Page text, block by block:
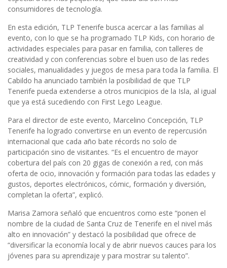
consumidores de tecnología.
En esta edición, TLP Tenerife busca acercar a las familias al
evento, con lo que se ha programado TLP Kids, con horario de
actividades especiales para pasar en familia, con talleres de
creatividad y con conferencias sobre el buen uso de las redes
sociales, manualidades y juegos de mesa para toda la familia. El
Cabildo ha anunciado también la posibilidad de que TLP
Tenerife pueda extenderse a otros municipios de la Isla, al igual
que ya está sucediendo con First Lego League.
Para el director de este evento, Marcelino Concepción, TLP
Tenerife ha logrado convertirse en un evento de repercusión
internacional que cada año bate récords no solo de
participación sino de visitantes. “Es el encuentro de mayor
cobertura del país con 20 gigas de conexión a red, con más
oferta de ocio, innovación y formación para todas las edades y
gustos, deportes electrónicos, cómic, formación y diversión,
completan la oferta”, explicó.
Marisa Zamora señaló que encuentros como este “ponen el
nombre de la ciudad de Santa Cruz de Tenerife en el nivel más
alto en innovación” y destacó la posibilidad que ofrece de
“diversificar la economía local y de abrir nuevos cauces para los
jóvenes para su aprendizaje y para mostrar su talento”.